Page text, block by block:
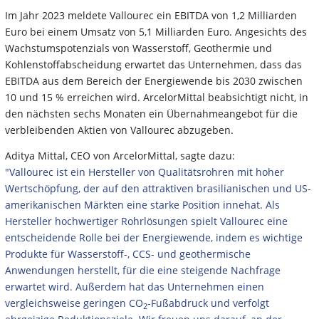
Im Jahr 2023 meldete Vallourec ein EBITDA von 1,2 Milliarden
Euro bei einem Umsatz von 5,1 Milliarden Euro. Angesichts des
Wachstumspotenzials von Wasserstoff, Geothermie und
Kohlenstoffabscheidung erwartet das Unternehmen, dass das
EBITDA aus dem Bereich der Energiewende bis 2030 zwischen
10 und 15 % erreichen wird. ArcelorMittal beabsichtigt nicht, in
den nächsten sechs Monaten ein Übernahmeangebot für die
verbleibenden Aktien von Vallourec abzugeben.
Aditya Mittal, CEO von ArcelorMittal, sagte dazu:
"Vallourec ist ein Hersteller von Qualitätsrohren mit hoher
Wertschöpfung, der auf den attraktiven brasilianischen und US-
amerikanischen Märkten eine starke Position innehat. Als
Hersteller hochwertiger Rohrlösungen spielt Vallourec eine
entscheidende Rolle bei der Energiewende, indem es wichtige
Produkte für Wasserstoff-, CCS- und geothermische
Anwendungen herstellt, für die eine steigende Nachfrage
erwartet wird. Außerdem hat das Unternehmen einen
vergleichsweise geringen CO2-Fußabdruck und verfolgt